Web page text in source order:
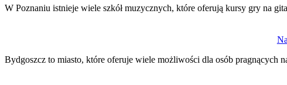
W Poznaniu istnieje wiele szkół muzycznych, które oferują kursy gry na
Bydgoszcz to miasto, które oferuje wiele możliwości dla osób pragnących